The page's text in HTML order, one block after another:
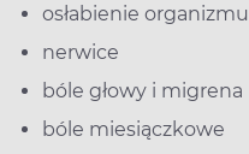
osłabienie organizmu
nerwice
bóle głowy i migrena
bóle miesiączkowe